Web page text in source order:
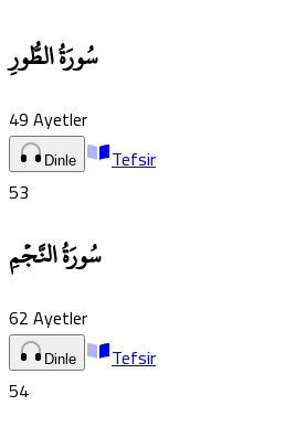
سُورَةُ الطُّورِ
49Ayetler
Dinle
Tefsir
53
سُورَةُ النَّجۡمِ
62Ayetler
Dinle
Tefsir
54